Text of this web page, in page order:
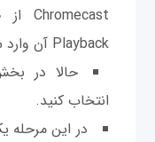
Playback آن وارد شوید.
انتخاب کنید.
در این مرحله